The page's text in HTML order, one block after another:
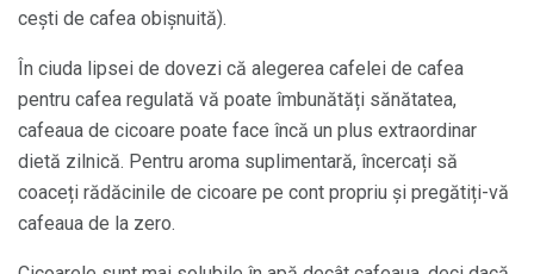
cești de cafea obișnuită).
În ciuda lipsei de dovezi că alegerea cafelei de cafea
pentru cafea regulată vă poate îmbunătăți sănătatea,
cafeaua de cicoare poate face încă un plus extraordinar
dietă zilnică. Pentru aroma suplimentară, încercați să
coaceți rădăcinile de cicoare pe cont propriu și pregătiți-vă
cafeaua de la zero.